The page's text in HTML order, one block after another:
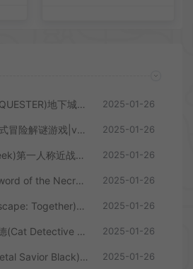
地铁探险者(METRO QUESTER)地下城探索RPG游戏|下载 2025-01-26
原基(Primordia)点击式冒险解谜游戏|v5.1|下载 2025-01-26
屠夫溪(Butchers Creek)第一人称近战恐怖游戏|下载 2025-01-26
死灵法师之剑重生(Sword of the Necromancer: Resurrection)动作ARPG游戏|下载 2025-01-26
逃脱一起行动(The Escape: Together)合作逃生恐怖游戏B16268861|下载 2025-01-26
猫侦探阿尔伯特怀尔德(Cat Detective Albert Wilde)拟人化动物角色侦探游戏|下载 2025-01-26
金属救世主黑暗篇(Metal Savior Black)快节奏的科幻射击游戏|下载 2025-01-26